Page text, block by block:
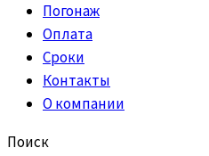
Погонаж
Оплата
Сроки
Контакты
О компании
Поиск